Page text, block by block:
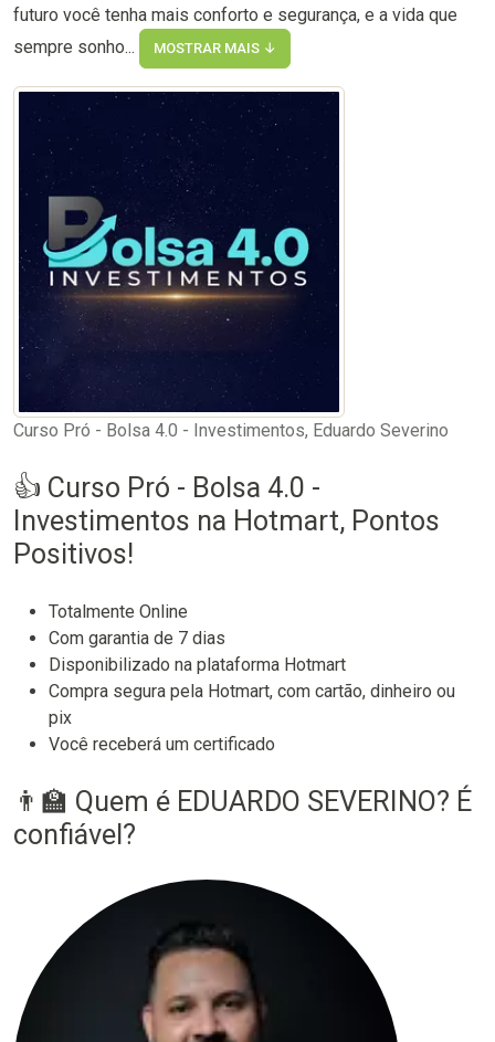
futuro você tenha mais conforto e segurança, e a vida que
sempre sonho...
MOSTRAR MAIS ↓
Curso Pró - Bolsa 4.0 - Investimentos, Eduardo Severino
👍 Curso Pró - Bolsa 4.0 -
Investimentos na Hotmart, Pontos
Positivos!
Totalmente Online
Com garantia de 7 dias
Disponibilizado na plataforma Hotmart
Compra segura pela Hotmart, com cartão, dinheiro ou
pix
Você receberá um certificado
👨‍🏫 Quem é EDUARDO SEVERINO? É
confiável?